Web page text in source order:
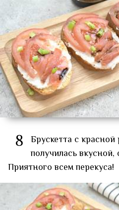
8 Брускетта с
получилась
Приятного всем перекуса!